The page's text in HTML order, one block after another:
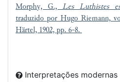
Morphy, G., Les Luthistes
traduzido por Hugo Riemann,
Härtel, 1902, pp. 6-8.
Interpretações modernas